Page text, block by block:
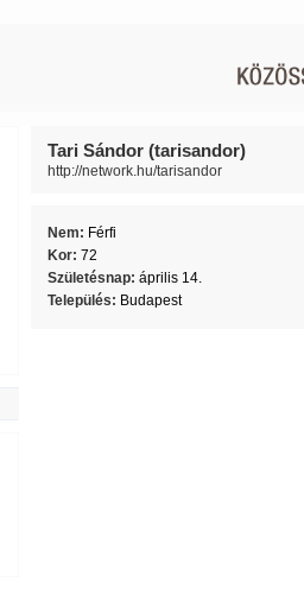
Tari Sándor (tarisandor)
http://network.hu/tarisandor
Nem: Férfi
Kor: 72
Születésnap: április 14.
Település: Budapest